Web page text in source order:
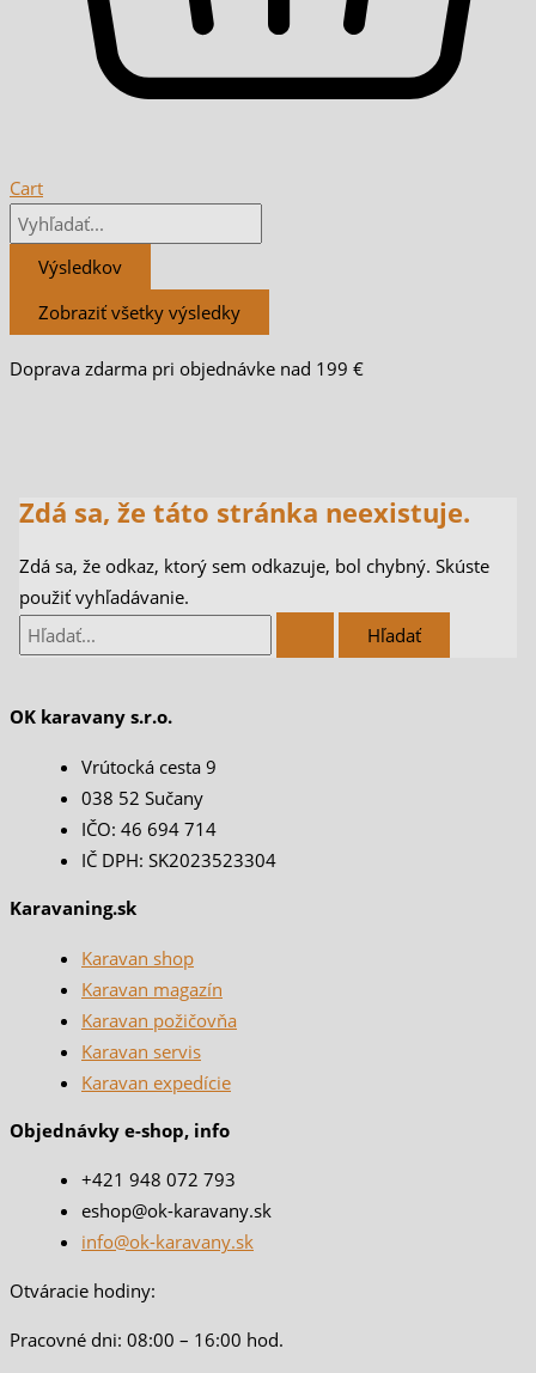
Cart
Výsledkov
Zobraziť všetky výsledky
Doprava zdarma pri objednávke nad 199 €
Zdá sa, že táto stránka neexistuje.
Zdá sa, že odkaz, ktorý sem odkazuje, bol chybný. Skúste
použiť vyhľadávanie.
OK karavany s.r.o.
Vrútocká cesta 9
038 52 Sučany
IČO: 46 694 714
IČ DPH: SK2023523304
Karavaning.sk
Karavan shop
Karavan magazín
Karavan požičovňa
Karavan servis
Karavan expedície
Objednávky e-shop, info
+421 948 072 793
eshop@ok-karavany.sk
info@ok-karavany.sk
Otváracie hodiny:
Pracovné dni: 08:00 – 16:00 hod.